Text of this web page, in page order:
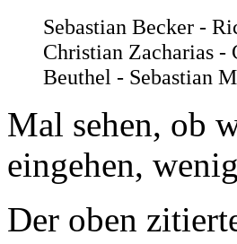
Sebastian Becker -
Christian Zacharias -
Beuthel - Sebastian
Mal sehen, ob
eingehen,
Der oben